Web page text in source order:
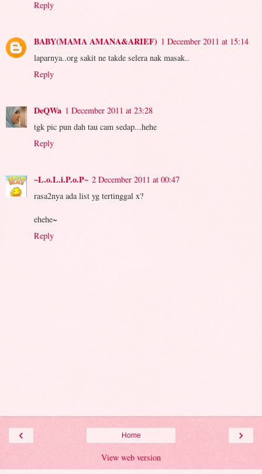
Reply
BABY(MAMA AMANA&ARIEF) 1 December 2011 at 15:14
laparnya..org sakit ne takde selera nak masak..
Reply
DeQWa 1 December 2011 at 23:28
tgk pic pun dah tau cam sedap...hehe
Reply
~L.o.L.i.P.o.P~ 2 December 2011 at 00:47
rasa2nya ada list yg tertinggal x?
ehehe~
Reply
‹ ›
Home
View web version